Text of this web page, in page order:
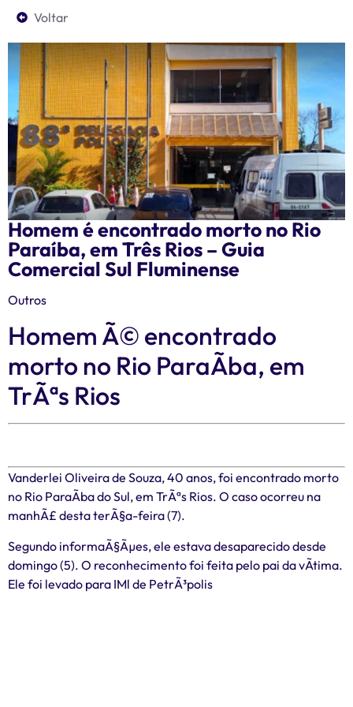
Voltar
Homem é encontrado morto no Rio
Paraíba, em Três Rios – Guia
Comercial Sul Fluminense
Outros
Homem Ã© encontrado
morto no Rio ParaÃ­ba, em
TrÃªs Rios
Vanderlei Oliveira de Souza, 40 anos, foi encontrado morto
no Rio ParaÃ­ba do Sul, em TrÃªs Rios. O caso ocorreu na
manhÃ£ desta terÃ§a-feira (7).
Segundo informaÃ§Ãµes, ele estava desaparecido desde
domingo (5). O reconhecimento foi feita pelo pai da vÃ­tima.
Ele foi levado para IMl de PetrÃ³polis